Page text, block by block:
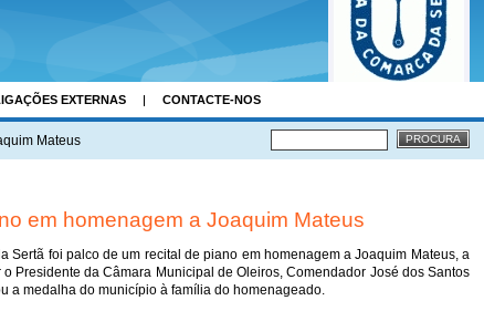
EXTERNAS CONTACTE-NOS
Mateus
em homenagem a Joaquim Mateus
Sertã foi palco de um recital de piano em homenagem a Joaquim Mateus, a
Presidente da Câmara Municipal de Oleiros, Comendador José dos Santos
a medalha do município à família do homenageado.